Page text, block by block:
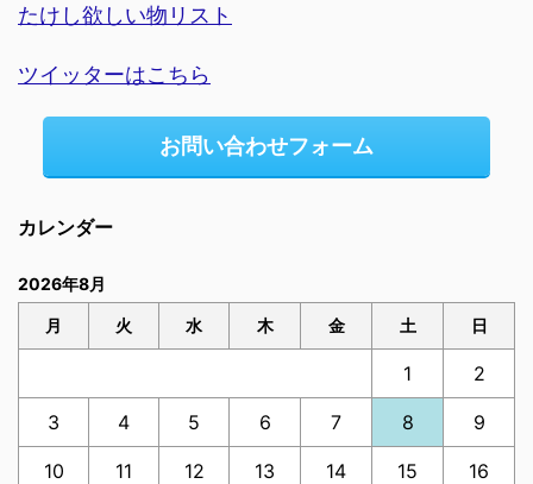
たけし欲しい物リスト
ツイッターはこちら
お問い合わせフォーム
カレンダー
2026年8月
月 火 水 木 金 土 日
1 2
3 4 5 6 7 8 9
10 11 12 13 14 15 16